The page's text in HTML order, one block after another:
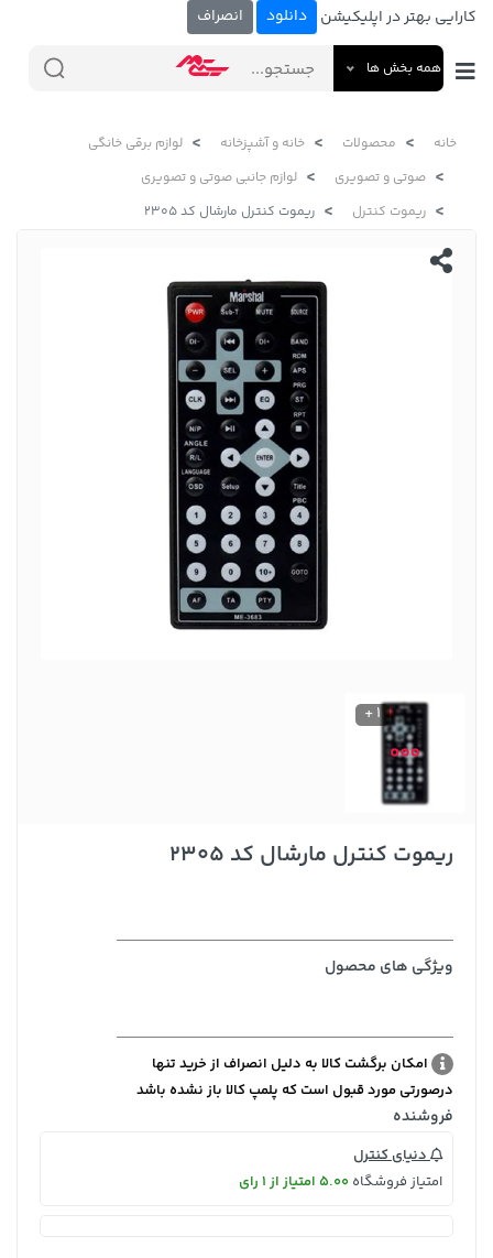
کارایی بهتر در اپلیکیشن دانلود انصراف
همه بخش ها
خانه محصولات خانه و آشپزخانه
لوازم برقی خانگی
صوتی و تصویری
لوازم جانبی صوتی و تصویری
ریموت کنترل
ریموت کنترل مارشال کد 2305
1 +
ریموت کنترل مارشال کد 2305
ویژگی های محصول
امکان برگشت کالا به دلیل انصراف از خرید تنها
درصورتی مورد قبول است که پلمپ کالا باز نشده باشد
فروشنده
دنیای کنترل
امتیاز فروشگاه 5.00 امتیاز از 1 رای